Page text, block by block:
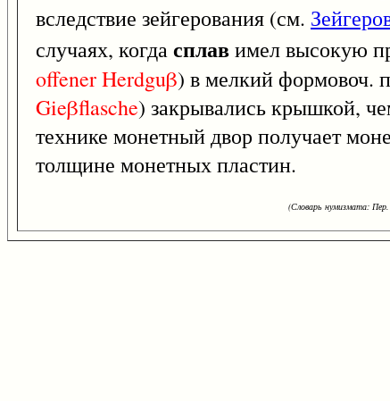
вследствие зейгерования (см.
случаях, когдасплавимел высокую
offenerHerdguβ) в мелкий формовоч.
Gieβflasche) закрывались крышкой,
технике монетный двор получает
толщине монетных пластин.
(Словарь нумизмата: